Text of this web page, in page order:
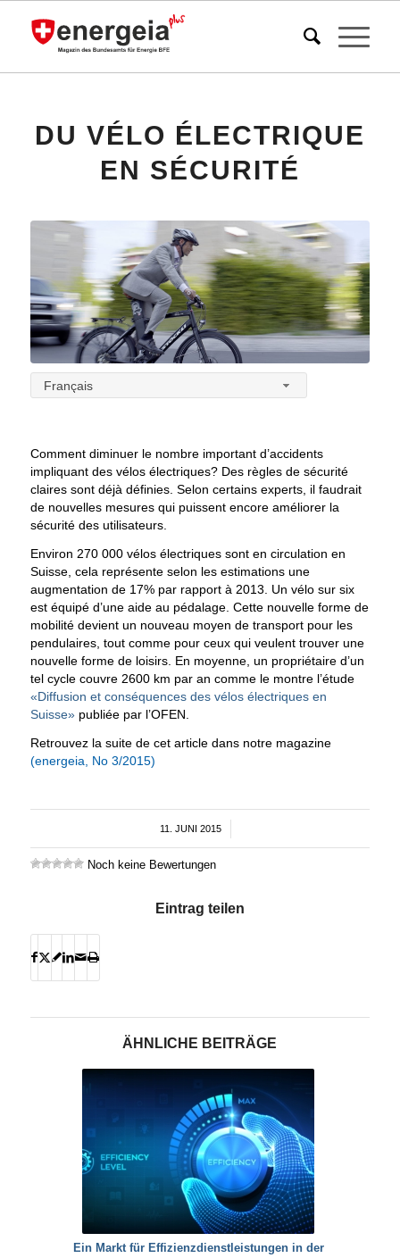
DU VÉLO ÉLECTRIQUE
EN SÉCURITÉ
Français
Comment diminuer le nombre important d’accidents
impliquant des vélos électriques? Des règles de sécurité
claires sont déjà définies. Selon certains experts, il faudrait
de nouvelles mesures qui puissent encore améliorer la
sécurité des utilisateurs.
Environ 270 000 vélos électriques sont en circulation en
Suisse, cela représente selon les estimations une
augmentation de 17% par rapport à 2013. Un vélo sur six
est équipé d’une aide au pédalage. Cette nouvelle forme de
mobilité devient un nouveau moyen de transport pour les
pendulaires, tout comme pour ceux qui veulent trouver une
nouvelle forme de loisirs. En moyenne, un propriétaire d’un
tel cycle couvre 2600 km par an comme le montre l’étude
«Diffusion et conséquences des vélos électriques en
Suisse»publiée par l’OFEN.
Retrouvez la suite de cet article dans notre magazine
(energeia, No 3/2015)
11. JUNI 2015
/
Noch keine Bewertungen
Eintrag teilen
ÄHNLICHE BEITRÄGE
Ein Markt für Effizienzdienstleistungen in der